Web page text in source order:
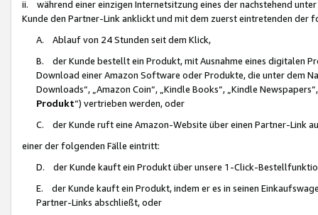
ii. während einer einzigen Internetsitzung eines der nachstehend
Kunde den Partner-Link anklickt und mit dem zuerst eintretenden der
A. Ablauf von 24 Stunden seit dem Klick,
B. der Kunde bestellt ein Produkt, mit Ausnahme eines digitalen
Download einer Amazon Software oder Produkte, die unter dem
Downloads“, „Amazon Coin“, „Kindle Books“, „Kindle
Produkt“) vertrieben werden, oder
C. der Kunde ruft eine Amazon-Website über einen Partner-Link
einer der folgenden Fälle eintritt:
D. der Kunde kauft ein Produkt über unsere 1-Click-
E. der Kunde kauft ein Produkt, indem er es in seinen
Partner-Links abschließt, oder